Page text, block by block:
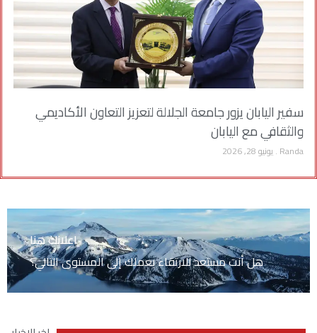
سفير اليابان يزور جامعة الجلالة لتعزيز التعاون الأكاديمي
والثقافي مع اليابان
Randa يونيو 28, 2026
اعلانك هنا
هل أنت مستعد للارتقاء بعملك إلى المستوى التالي؟